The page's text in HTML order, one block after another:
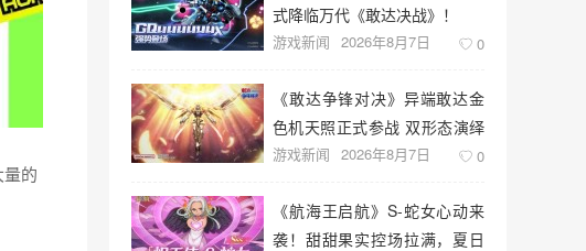
的
式降临万代《敢达决战》！
游戏新闻 2026年8月7日 0
《敢达争锋对决》异端敢达金
色机天照正式参战 双形态演绎
空中战技
游戏新闻 2026年8月7日 0
《航海王启航》S-蛇女心动来
袭！甜甜果实控场拉满，夏日